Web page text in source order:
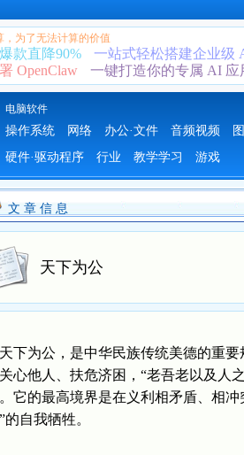
，为了无法计算的价值
款直降90%
一站式轻松搭建企业级
OpenClaw
一键打造你的专属 AI 应
电脑软件
操作系统 网络 办公·文件 音频视频
硬件·驱动程序
行业 教学学习 游戏
文 章 信 息
天下为公
下为公，是中华民族传统美德的重要
心他人、扶危济困，“老吾老以及人
它的最高境界是在义利相矛盾、相冲
的自我牺牲。